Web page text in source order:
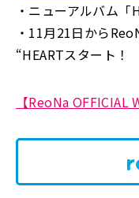
・ニューアルバム「
・11月21日から
“HEARTスタート！
【ReoNa OFFICIAL